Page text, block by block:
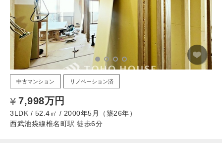
中古マンション リノベーション済
7,998万円
3LDK / 52.4㎡ / 2000年5月（築26年）
西武池袋線椎名町駅 徒歩6分